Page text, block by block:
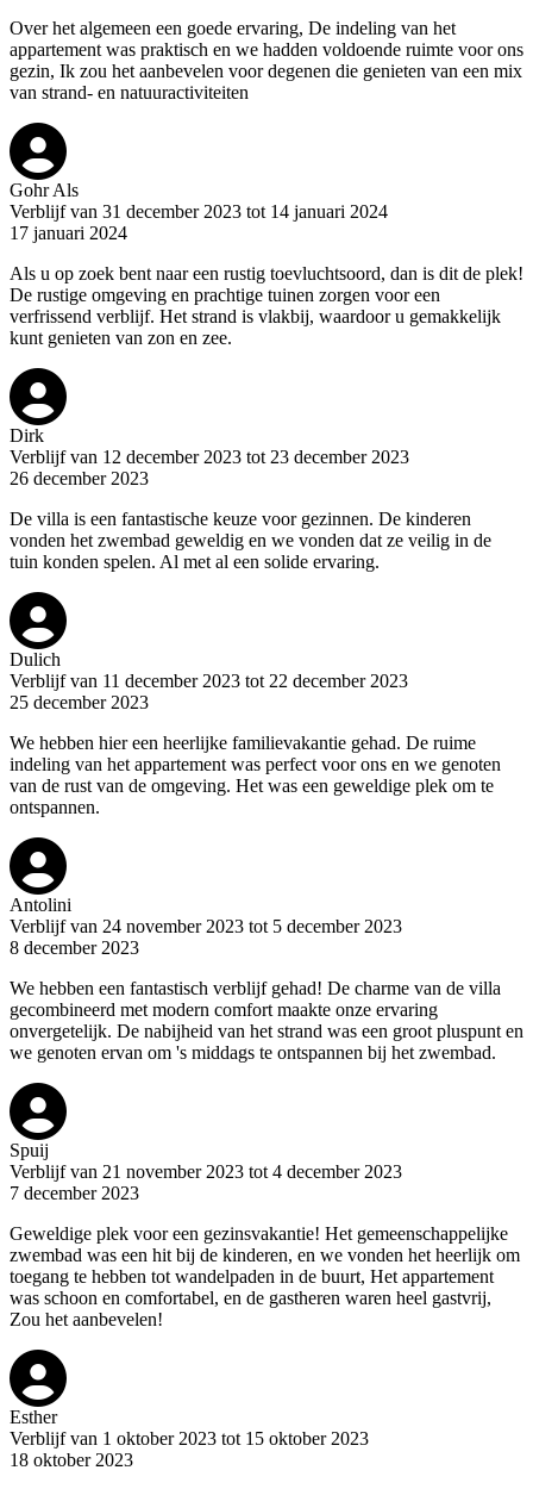
Over het algemeen een goede ervaring, De indeling van het
appartement was praktisch en we hadden voldoende ruimte voor ons
gezin, Ik zou het aanbevelen voor degenen die genieten van een mix
van strand- en natuuractiviteiten
Gohr Als
Verblijf van 31 december 2023 tot 14 januari 2024
17 januari 2024
Als u op zoek bent naar een rustig toevluchtsoord, dan is dit de plek!
De rustige omgeving en prachtige tuinen zorgen voor een
verfrissend verblijf. Het strand is vlakbij, waardoor u gemakkelijk
kunt genieten van zon en zee.
Dirk
Verblijf van 12 december 2023 tot 23 december 2023
26 december 2023
De villa is een fantastische keuze voor gezinnen. De kinderen
vonden het zwembad geweldig en we vonden dat ze veilig in de
tuin konden spelen. Al met al een solide ervaring.
Dulich
Verblijf van 11 december 2023 tot 22 december 2023
25 december 2023
We hebben hier een heerlijke familievakantie gehad. De ruime
indeling van het appartement was perfect voor ons en we genoten
van de rust van de omgeving. Het was een geweldige plek om te
ontspannen.
Antolini
Verblijf van 24 november 2023 tot 5 december 2023
8 december 2023
We hebben een fantastisch verblijf gehad! De charme van de villa
gecombineerd met modern comfort maakte onze ervaring
onvergetelijk. De nabijheid van het strand was een groot pluspunt en
we genoten ervan om 's middags te ontspannen bij het zwembad.
Spuij
Verblijf van 21 november 2023 tot 4 december 2023
7 december 2023
Geweldige plek voor een gezinsvakantie! Het gemeenschappelijke
zwembad was een hit bij de kinderen, en we vonden het heerlijk om
toegang te hebben tot wandelpaden in de buurt, Het appartement
was schoon en comfortabel, en de gastheren waren heel gastvrij,
Zou het aanbevelen!
Esther
Verblijf van 1 oktober 2023 tot 15 oktober 2023
18 oktober 2023